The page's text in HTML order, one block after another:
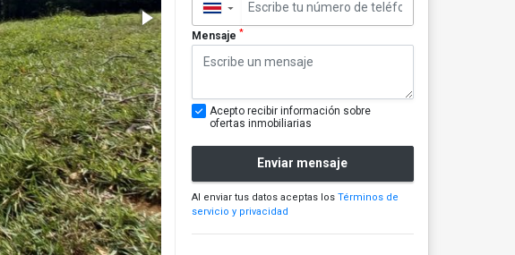
▼
Mensaje *
Acepto recibir información sobre
ofertas inmobiliarias
Enviar mensaje
Al enviar tus datos aceptas los Términos de
servicio y privacidad